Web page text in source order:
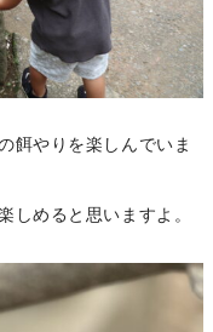
餌やりを楽しんでいま
しめると思いますよ。